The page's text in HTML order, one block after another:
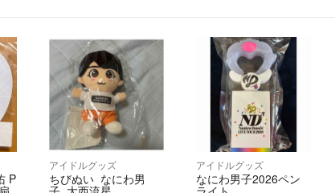
P
アイドルグッズ
ちびぬい なにわ男
アイドルグッズ
なにわ男子2026ペン